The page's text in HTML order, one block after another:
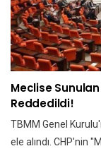
Meclise Sunulan
Reddedildi!
TBMM Genel
ele alındı. CHP'nin